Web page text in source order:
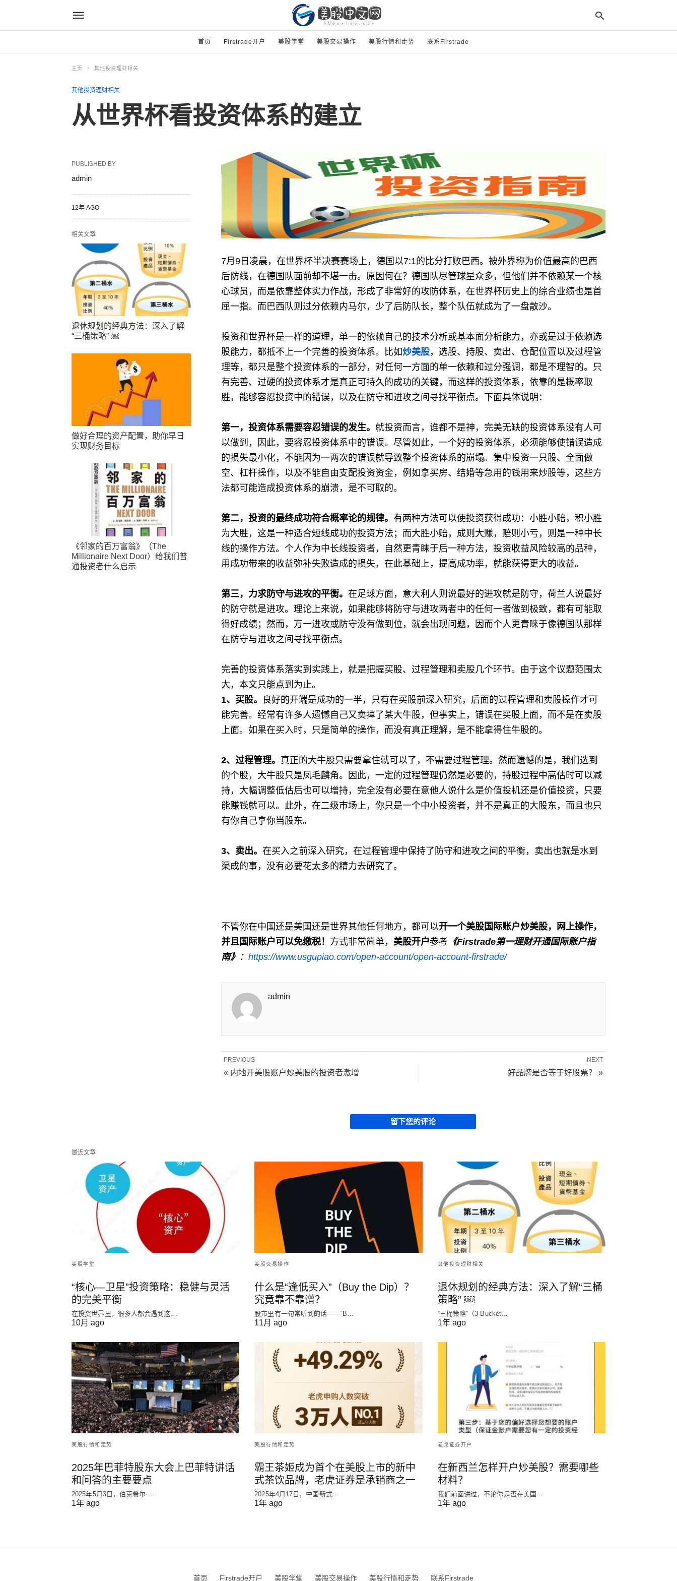
首页 Firstrade开户 美股学堂 美股交易操作 美股行情和走势 联系Firstrade
主页 其他投资理财相关
其他投资理财相关
从世界杯看投资体系的建立
7月9日凌晨，在世界杯半决赛赛场上，德国以7:1的比分打败巴西。被外界称为价值最高的巴西
后防线，在德国队面前却不堪一击。原因何在？德国队尽管球星众多，但他们并不依赖某一个核
心球员，而是依靠整体实力作战，形成了非常好的攻防体系，在世界杯历史上的综合业绩也是首
屈一指。而巴西队则过分依赖内马尔，少了后防队长，整个队伍就成为了一盘散沙。
投资和世界杯是一样的道理，单一的依赖自己的技术分析或基本面分析能力，亦或是过于依赖选
股能力，都抵不上一个完善的投资体系。比如炒美股，选股、持股、卖出、仓配位置以及过程管
理等，都只是整个投资体系的一部分，对任何一方面的单一依赖和过分强调，都是不理智的。只
有完善、过硬的投资体系才是真正可持久的成功的关键，而这样的投资体系，依靠的是概率取
胜，能够容忍投资中的错误，以及在防守和进攻之间寻找平衡点。下面具体说明：
第一，投资体系需要容忍错误的发生。 就投资而言，谁都不是神，完美无缺的投资体系没有人可
以做到，因此，要容忍投资体系中的错误。尽管如此，一个好的投资体系，必须能够使错误造成
的损失最小化，不能因为一两次的错误就导致整个投资体系的崩塌。集中投资一只股、全面做
空、杠杆操作，以及不能自由支配投资资金，例如拿买房、结婚等急用的钱用来炒股等，这些方
法都可能造成投资体系的崩溃，是不可取的。
第二，投资的最终成功符合概率论的规律。 有两种方法可以使投资获得成功：小胜小赔，积小胜
为大胜，这是一种适合短线成功的投资方法；而大胜小赔，成则大赚，赔则小亏，则是一种中长
线的操作方法。个人作为中长线投资者，自然更青睐于后一种方法，投资收益风险较高的品种，
用成功带来的收益弥补失败造成的损失，在此基础上，提高成功率，就能获得更大的收益。
第三，力求防守与进攻的平衡。 在足球方面，意大利人则说最好的进攻就是防守，荷兰人说最好
的防守就是进攻。理论上来说，如果能够将防守与进攻两者中的任何一者做到极致，都有可能取
得好成绩；然而，万一进攻或防守没有做到位，就会出现问题，因而个人更青睐于像德国队那样
在防守与进攻之间寻找平衡点。
完善的投资体系落实到实践上，就是把握买股、过程管理和卖股几个环节。由于这个议题范围太
大，本文只能点到为止。
1、买股。
良好的开端是成功的一半，只有在买股前深入研究，后面的过程管理和卖股操作才可
能完善。经常有许多人遗憾自己又卖掉了某大牛股，但事实上，错误在买股上面，而不是在卖股
上面。如果在买入时，只是简单的操作，而没有真正理解，是不能拿得住牛股的。
2、过程管理。 真正的大牛股只需要拿住就可以了，不需要过程管理。然而遗憾的是，我们选到
的个股，大牛股只是凤毛麟角。因此，一定的过程管理仍然是必要的，持股过程中高估时可以减
持，大幅调整低估后也可以增持，完全没有必要在意他人说什么是价值投机还是价值投资，只要
能赚钱就可以。此外，在二级市场上，你只是一个中小投资者，并不是真正的大股东，而且也只
有你自己拿你当股东。
3、卖出。 在买入之前深入研究，在过程管理中保持了防守和进攻之间的平衡，卖出也就是水到
渠成的事，没有必要花太多的精力去研究了。
不管你在中国还是美国还是世界其他任何地方，都可以开一个美股国际账户炒美股，网上操作，
并且国际账户可以免缴税！ 方式非常简单， 美股开户参考 《Firstrade第一理财开通国际账户指
南》 ： https://www.usgupiao.com/open-account/open-account-firstrade/
admin
NEXT
好品牌是否等于好股票？ »
PREVIOUS
« 内地开美股账户炒美股的投资者激增
留下您的评论
PUBLISHED BY
admin
12年 AGO
相关文章
退休规划的经典方法：深入了解
“三桶策略” ￼
做好合理的资产配置，助你早日
实现财务目标
《邻家的百万富翁》（The
Millionaire Next Door）给我们普
通投资者什么启示
最近文章
美股学堂
“核心—卫星”投资策略：稳健与灵活
的完美平衡
在投资世界里，很多人都会遇到这…
10月 ago
美股交易操作
什么是“逢低买入”（Buy the Dip）？
究竟靠不靠谱？
股市里有一句常听到的话——“B…
11月 ago
其他投资理财相关
退休规划的经典方法：深入了解“三桶
策略” ￼
“三桶策略”（3-Bucket…
1年 ago
美股行情和走势
2025年巴菲特股东大会上巴菲特讲话
和问答的主要要点
2025年5月3日，伯克希尔·…
1年 ago
美股行情和走势
霸王茶姬成为首个在美股上市的新中
式茶饮品牌，老虎证券是承销商之一
2025年4月17日，中国新式…
1年 ago
老虎证券开户
在新西兰怎样开户炒美股？需要哪些
材料？
我们前面讲过，不论你是否在美国…
1年 ago
首页 Firstrade开户 美股学堂 美股交易操作 美股行情和走势 联系Firstrade